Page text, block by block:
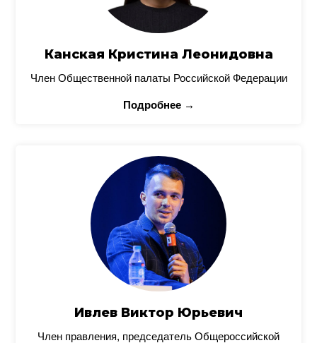
Канская Кристина Леонидовна
Член Общественной палаты Российской Федерации
Подробнее →
Ивлев Виктор Юрьевич
Член правления, председатель Общероссийской